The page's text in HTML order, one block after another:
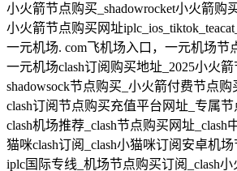
小火箭节点购买_shadowrocket小火箭购
小火箭节点购买网址
一元机场. com飞机场入口，一元机场节
一元机场clash订阅购买地址_2025小火
shadowsock节点购买_小火箭付费节点
clash订阅节点购买充值平台网址_专属
clash机场推荐_clash节点购买网址_clash
猫咪clash订阅_clash小猫咪订阅安卓机
iplc国际专线_机场节点购买订阅_clash小